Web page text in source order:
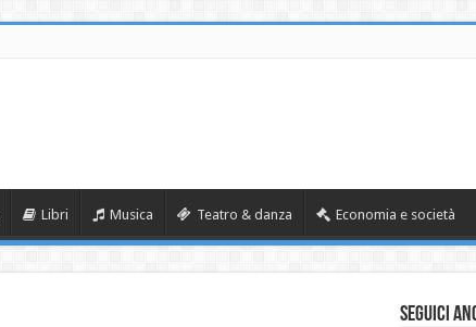
Libri Musica Teatro & danza Economia e società
Seguici